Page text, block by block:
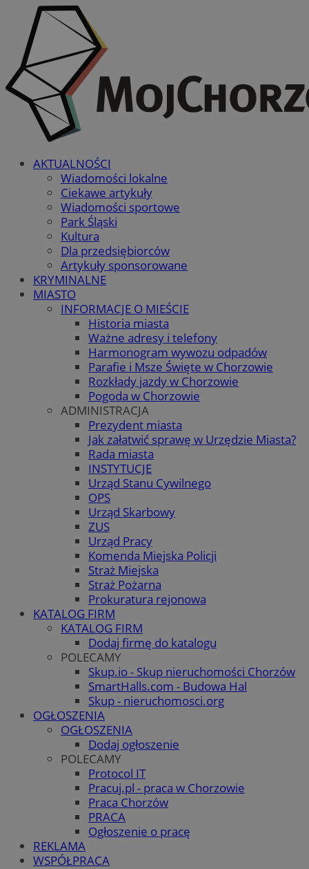
AKTUALNOŚCI
Wiadomości lokalne
Ciekawe artykuły
Wiadomości sportowe
Park Śląski
Kultura
Dla przedsiębiorców
Artykuły sponsorowane
KRYMINALNE
MIASTO
INFORMACJE O MIEŚCIE
Historia miasta
Ważne adresy i telefony
Harmonogram wywozu odpadów
Parafie i Msze Święte w Chorzowie
Rozkłady jazdy w Chorzowie
Pogoda w Chorzowie
ADMINISTRACJA
Prezydent miasta
Jak załatwić sprawę w Urzędzie Miasta?
Rada miasta
INSTYTUCJE
Urząd Stanu Cywilnego
OPS
Urząd Skarbowy
ZUS
Urząd Pracy
Komenda Miejska Policji
Straż Miejska
Straż Pożarna
Prokuratura rejonowa
KATALOG FIRM
KATALOG FIRM
Dodaj firmę do katalogu
POLECAMY
Skup.io - Skup nieruchomości Chorzów
SmartHalls.com - Budowa Hal
Skup - nieruchomosci.org
OGŁOSZENIA
OGŁOSZENIA
Dodaj ogłoszenie
POLECAMY
Protocol IT
Pracuj.pl - praca w Chorzowie
Praca Chorzów
PRACA
Ogłoszenie o pracę
REKLAMA
WSPÓŁPRACA